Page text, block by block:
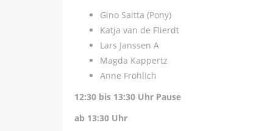
Gino Saitta (Pony)
Katja van de Flierdt
Lars Janssen A
Magda Kappertz
Anne Fröhlich
12:30 bis 13:30 Uhr Pause
ab 13:30 Uhr